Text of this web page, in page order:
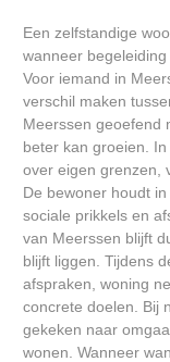
Een zelfstandige
wanneer
Voor iemand in
verschil maken
Meerssen geoefend
beter kan groeien.
over eigen grenzen,
De bewoner houdt
sociale prikkels en
van Meerssen blijft
blijft liggen. Tijdens
afspraken, woning
concrete doelen. Bij
gekeken naar
wonen. Wanneer